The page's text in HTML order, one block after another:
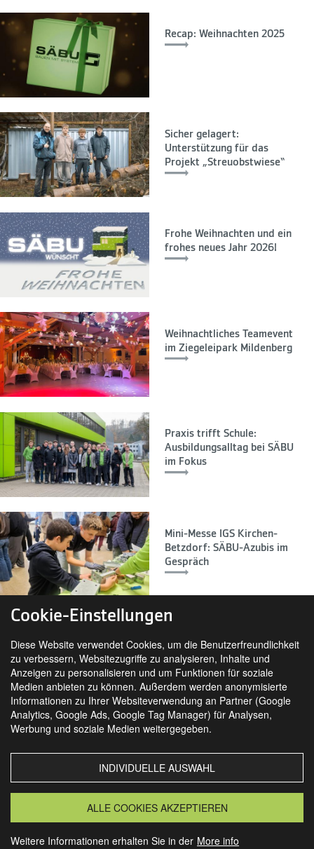
Recap: Weihnachten 2025
Sicher gelagert:
Unterstützung für das
Projekt „Streuobstwiese“
Frohe Weihnachten und ein
frohes neues Jahr 2026!
Weihnachtliches Teamevent
im Ziegeleipark Mildenberg
Praxis trifft Schule:
Ausbildungsalltag bei SÄBU
im Fokus
Mini-Messe IGS Kirchen-
Betzdorf: SÄBU-Azubis im
Gespräch
SIE FINDEN UNS AUCH AUF
MORSBACH GRANSEE
Cookie-Einstellungen
Diese Website verwendet Cookies, um die Benutzerfreundlichkeit
zu verbessern, Websitezugriffe zu analysieren, Inhalte und
Anzeigen zu personalisieren und um Funktionen für soziale
Medien anbieten zu können. Außerdem werden anonymisierte
Informationen zu Ihrer Websiteverwendung an Partner (Google
Analytics, Google Ads, Google Tag Manager) für Analysen,
Werbung und soziale Medien weitergegeben.
INDIVIDUELLE AUSWAHL
ALLE COOKIES AKZEPTIEREN
Weitere Informationen erhalten Sie in der More info